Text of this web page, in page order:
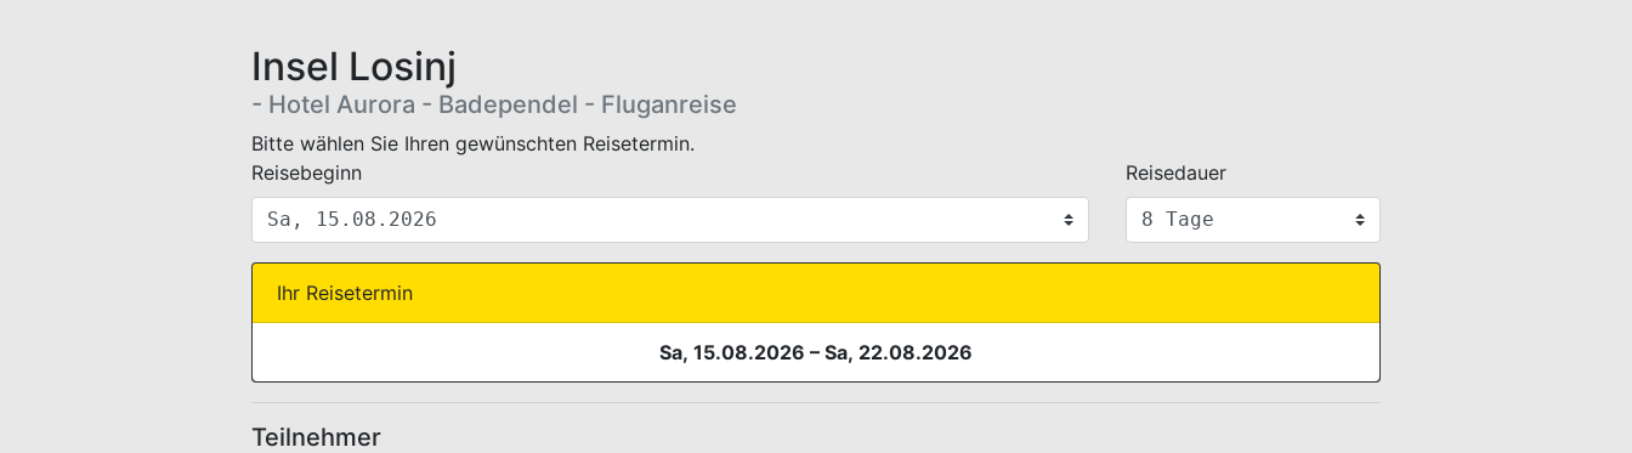
Insel Losinj
- Hotel Aurora - Badependel - Fluganreise
WEBBUCHUNG.VIEW.TERMIN.AUSWAHL.HEADER
Bitte wählen Sie Ihren gewünschten Reisetermin.
Reisebeginn
Reisedauer
Ihr Reisetermin
Sa, 15.08.2026 – Sa, 22.08.2026
Teilnehmer